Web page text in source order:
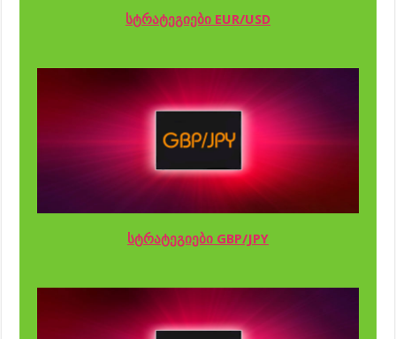
სტრატეგიები EUR/USD
სტრატეგიები GBP/JPY